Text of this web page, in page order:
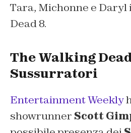
Tara, Michonne e Daryl
Dead 8.
The Walking
Sussurratori
Entertainment Weekly
showrunner Scott